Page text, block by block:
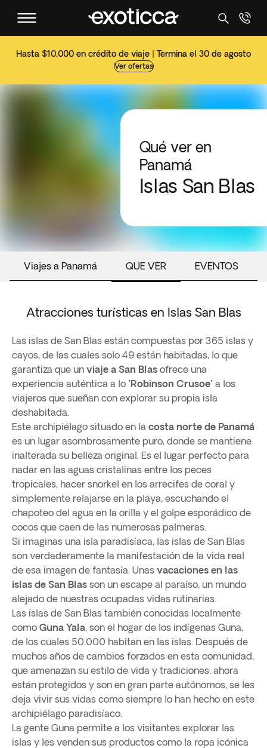
Hasta $10,000 en crédito de viaje | Termina el 30 de agosto
Ver ofertas
Qué ver en
Panamá
Islas San Blas
Viajes a Panamá QUE VER EVENTOS
Atracciones turísticas en Islas San Blas
Las islas de San Blas están compuestas por 365 islas y
cayos, de las cuales solo 49 están habitadas, lo que
garantiza que un viaje a San Blas ofrece una
experiencia auténtica a lo "Robinson Crusoe" a los
viajeros que sueñan con explorar su propia isla
deshabitada.
Este archipiélago situado en la costa norte de Panamá
es un lugar asombrosamente puro, donde se mantiene
inalterada su belleza original. Es el lugar perfecto para
nadar en las aguas cristalinas entre los peces
tropicales, hacer snorkel en los arrecifes de coral y
simplemente relajarse en la playa, escuchando el
chapoteo del agua en la orilla y el golpe esporádico de
cocos que caen de las numerosas palmeras.
Si imaginas una isla paradisíaca, las islas de San Blas
son verdaderamente la manifestación de la vida real
de esa imagen de fantasía. Unas vacaciones en las
islas de San Blas son un escape al paraíso, un mundo
alejado de nuestras ocupadas vidas rutinarias.
Las islas de San Blas también conocidas localmente
como Guna Yala, son el hogar de los indígenas Guna,
de los cuales 50.000 habitan en las islas. Después de
muchos años de cambios forzados en esta comunidad,
que amenazan su estilo de vida y tradiciones, ahora
están protegidos y son en gran parte autónomos, se les
deja vivir sus vidas como siempre lo han hecho en este
archipiélago paradisíaco.
La gente Guna permite a los visitantes explorar las
islas y les venden sus productos como la ropa icónica